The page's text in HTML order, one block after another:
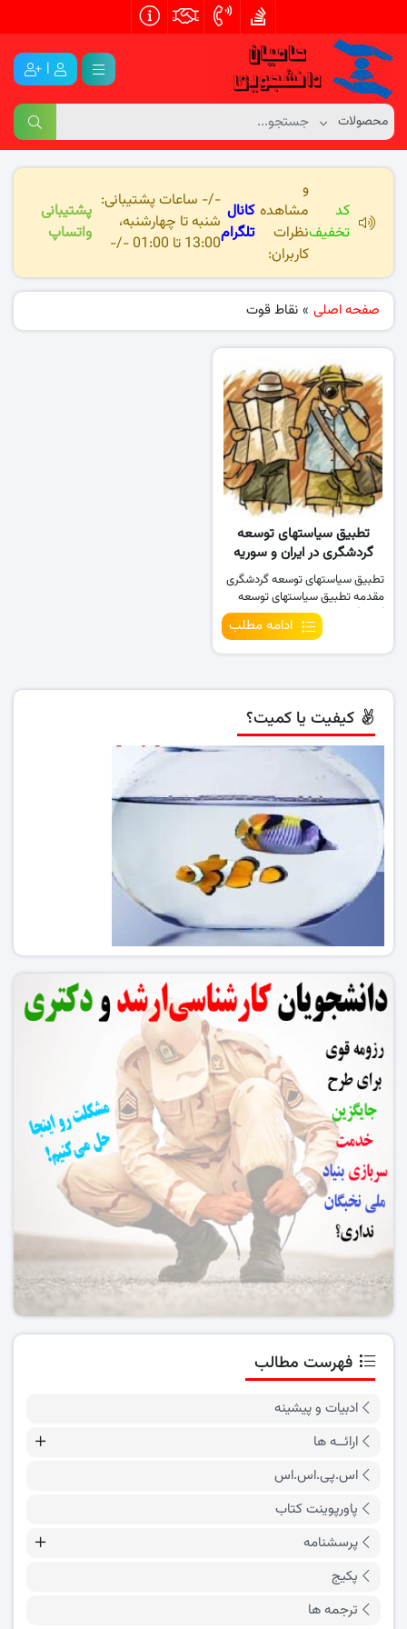
|
کد
تخفیف
و
مشاهده
نظرات
کاربران:
کانال
تلگرام
-/- ساعات پشتیبانی:
شنبه تا چهارشنبه،
13:00 تا 01:00 -/-
پشتیبانی
واتساپ
صفحه اصلی » نقاط قوت
تطبیق سیاستهای توسعه
گردشگری در ایران و سوریه
(استراتژیک)
تطبیق سیاستهای توسعه گردشگری
مقدمه تطبیق سیاستهای توسعه
گردشگری در …
ادامه مطلب
کیفیت یا کمیت؟
فهرست مطالب
ادبیات و پیشینه
ارائــه ها
اس.پی.اس.اس
پاورپوینت کتاب
پرسشنامه
پکیج
ترجمه ها